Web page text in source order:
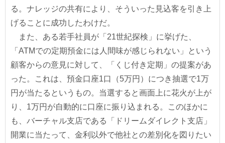
る。ナレッジの共有により、そういった見込客を引き上
げることに成功したわけだ。
また、ある若手社員が「21世紀探検」に挙げた、
「ATMでの定期預金には人間味が感じられない」という
顧客からの意見に対して、「くじ付き定期」の提案があ
った。これは、預金口座1口（5万円）につき抽選で1万
円が当たるというもの。当選すると画面上に花火が上が
り、1万円が自動的に口座に振り込まれる。このほかに
も、バーチャル支店である「ドリームダイレクト支店」
開業に当たって、金利以外で他社との差別化を図りたい